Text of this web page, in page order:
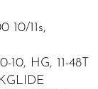
10/11s,
HG, 11-48T